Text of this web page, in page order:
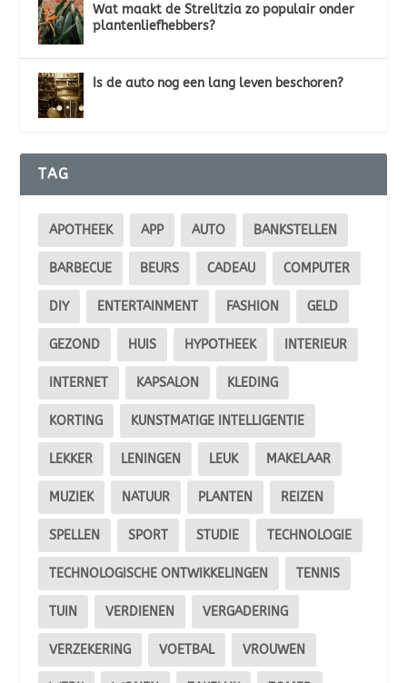
Wat maakt de Strelitzia zo populair onder
plantenliefhebbers?
Is de auto nog een lang leven beschoren?
TAG
APOTHEEK APP AUTO BANKSTELLEN
BARBECUE BEURS CADEAU COMPUTER
DIY ENTERTAINMENT FASHION GELD
GEZOND HUIS HYPOTHEEK INTERIEUR
INTERNET KAPSALON KLEDING
KORTING KUNSTMATIGE INTELLIGENTIE
LEKKER LENINGEN LEUK MAKELAAR
MUZIEK NATUUR PLANTEN REIZEN
SPELLEN SPORT STUDIE TECHNOLOGIE
TECHNOLOGISCHE ONTWIKKELINGEN TENNIS
TUIN VERDIENEN VERGADERING
VERZEKERING VOETBAL VROUWEN